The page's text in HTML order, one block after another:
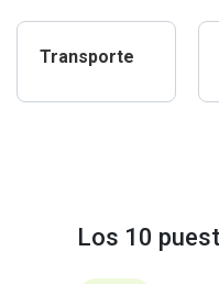
Transporte
Los 10